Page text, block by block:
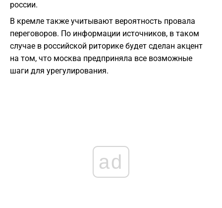
россии.
В кремле также учитывают вероятность провала
переговоров. По информации источников, в таком
случае в российской риторике будет сделан акцент
на том, что москва предприняла все возможные
шаги для урегулирования.
ad